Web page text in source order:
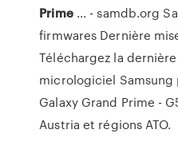
Prime... - samdb.org
firmwares Dernière
Téléchargez la
micrologiciel Samsung
Galaxy Grand Prime -
Austria et régions ATO.